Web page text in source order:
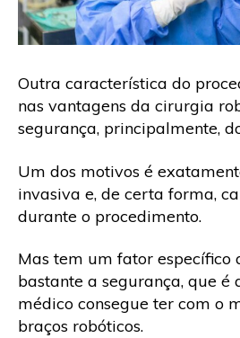
Outra característica do
nas vantagens da cirurgia
segurança, principalmente,
Um dos motivos é
invasiva e, de certa forma,
durante o procedimento.
Mas tem um fator específico
bastante a segurança, que é
médico consegue ter com o
braços robóticos.